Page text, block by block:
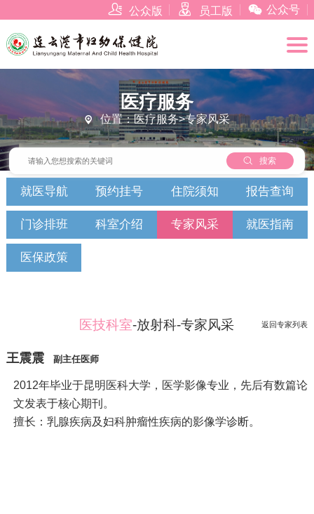
 公众版  员工版  公众号
 搜索
医疗服务
 位置：医疗服务>专家风采
就医导航 预约挂号 住院须知 报告查询
门诊排班 科室介绍 专家风采 就医指南
医保政策
医技科室-放射科-专家风采 返回专家列表
王震震 副主任医师
2012年毕业于昆明医科大学，医学影像专业，先后有数篇论
文发表于核心期刊。
擅长：乳腺疾病及妇科肿瘤性疾病的影像学诊断。